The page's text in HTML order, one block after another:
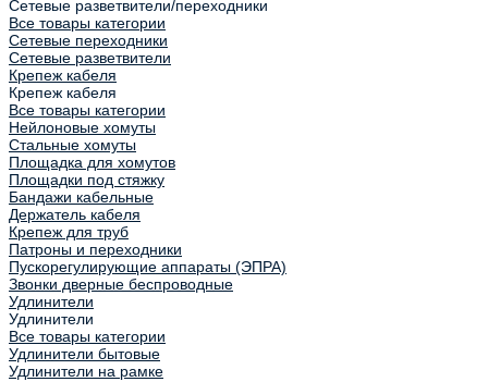
Сетевые разветвители/переходники
Все товары категории
Сетевые переходники
Сетевые разветвители
Крепеж кабеля
Крепеж кабеля
Все товары категории
Нейлоновые хомуты
Стальные хомуты
Площадка для хомутов
Площадки под стяжку
Бандажи кабельные
Держатель кабеля
Крепеж для труб
Патроны и переходники
Пускорегулирующие аппараты (ЭПРА)
Звонки дверные беспроводные
Удлинители
Удлинители
Все товары категории
Удлинители бытовые
Удлинители на рамке